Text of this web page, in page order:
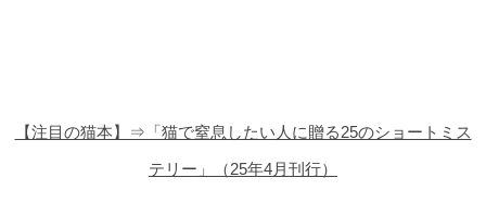
【注目の猫本】⇒「猫で窒息したい人に贈る25のショートミス
テリー」（25年4月刊行）